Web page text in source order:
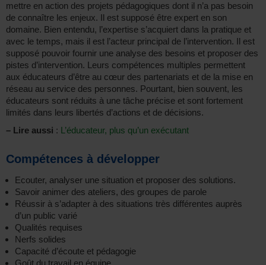
mettre en action des projets pédagogiques dont il n’a pas besoin
de connaître les enjeux. Il est supposé être expert en son
domaine. Bien entendu, l’expertise s’acquiert dans la pratique et
avec le temps, mais il est l’acteur principal de l’intervention. Il est
supposé pouvoir fournir une analyse des besoins et proposer des
pistes d’intervention. Leurs compétences multiples permettent
aux éducateurs d’être au cœur des partenariats et de la mise en
réseau au service des personnes. Pourtant, bien souvent, les
éducateurs sont réduits à une tâche précise et sont fortement
limités dans leurs libertés d’actions et de décisions.
– Lire aussi : L’éducateur, plus qu’un exécutant
Compétences à développer
Ecouter, analyser une situation et proposer des solutions.
Savoir animer des ateliers, des groupes de parole
Réussir à s’adapter à des situations très différentes auprès
d’un public varié
Qualités requises
Nerfs solides
Capacité d’écoute et pédagogie